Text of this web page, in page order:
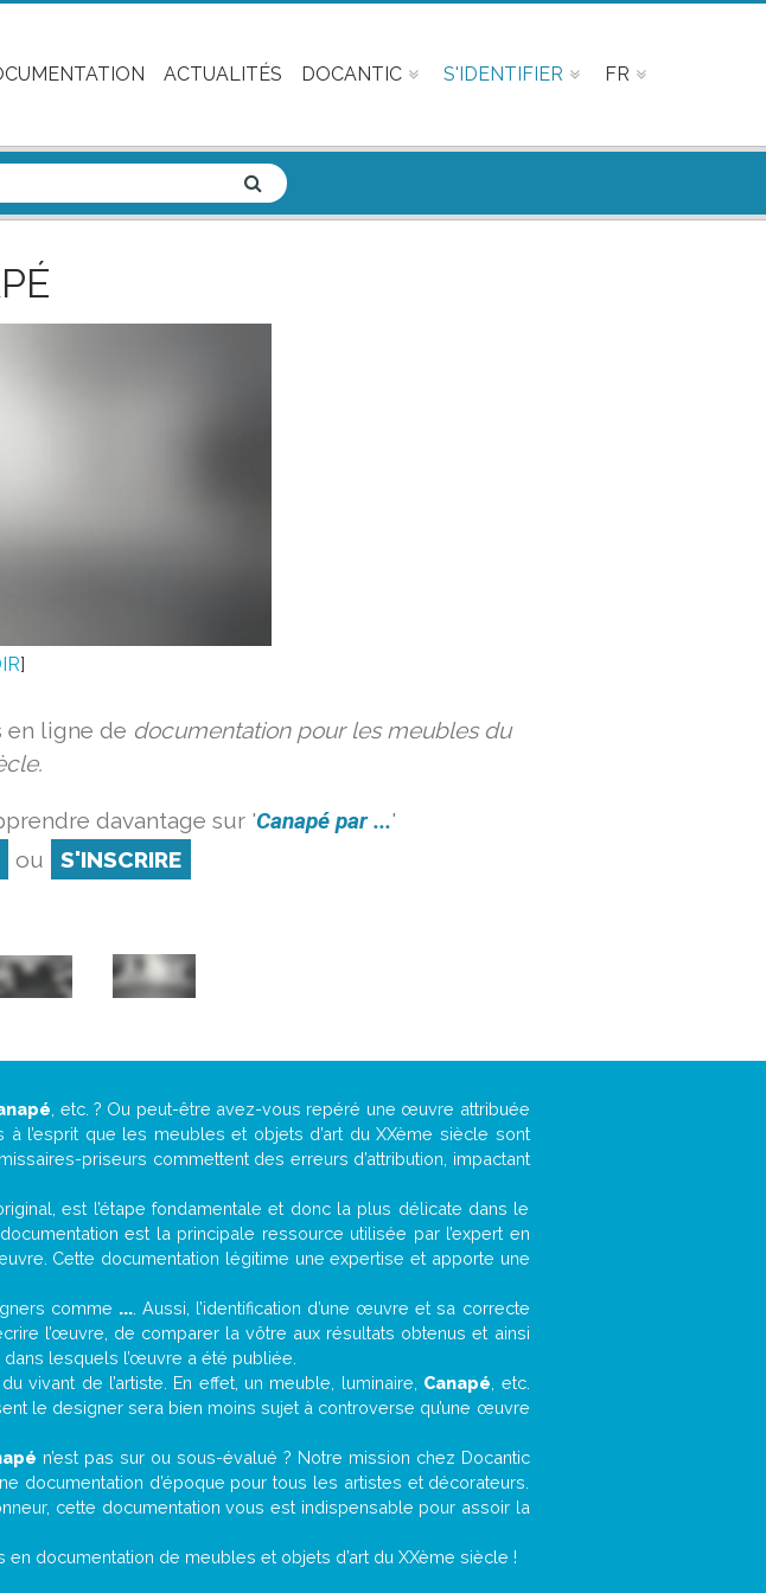
ACTUALITÉS DOCANTIC S'IDENTIFIER FR
]
en ligne de documentation pour les meubles du
davantage sur 'Canapé par ...'
ou S'INSCRIRE
, etc. ? Ou peut-être avez-vous repéré une œuvre attribuée
l’esprit que les meubles et objets d’art du XXème siècle sont
priseurs commettent des erreurs d’attribution, impactant
est l’étape fondamentale et donc la plus délicate dans le
est la principale ressource utilisée par l’expert en
Cette documentation légitime une expertise et apporte une
comme .... Aussi, l’identification d’une œuvre et sa correcte
l’œuvre, de comparer la vôtre aux résultats obtenus et ainsi
lesquels l’œuvre a été publiée.
vivant de l’artiste. En effet, un meuble, luminaire, Canapé , etc.
le designer sera bien moins sujet à controverse qu’une œuvre
n’est pas sur ou sous-évalué ? Notre mission chez Docantic
documentation d’époque pour tous les artistes et décorateurs.
cette documentation vous est indispensable pour assoir la
documentation de meubles et objets d’art du XXème siècle !